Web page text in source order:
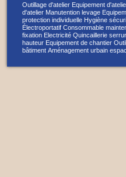
Outillage d'atelier Equipement
d'atelier Manutention levage
protection individuelle Hygiène
Électroportatif Consommable
fixation Electricité Quincaillerie
hauteur Equipement de chantier
bâtiment Aménagement urbain